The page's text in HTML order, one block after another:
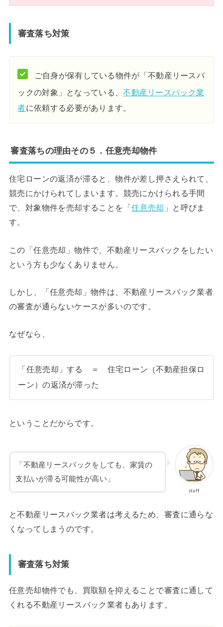
審査落ち対策
ご自身が保有している物件が「不動産リースバ
ックの対象」となっている、不動産リースバック業
者に依頼する必要があります。
審査落ちの理由その５．任意売却物件
住宅ローンの返済が滞ると、物件が差し押さえられて、
競売にかけられてしまいます。競売にかけられる手間
で、対象物件を売却することを「任意売却 」と呼びま
す。
この「任意売却」物件で、不動産リースバックをしたい
という方も少なくありません。
しかし、「任意売却」物件は、不動産リースバック業者
の審査が通らないケースが多いのです。
なぜなら、
「任意売却」する ＝ 住宅ローン（不動産担保ロ
ーン）の返済が滞った
ということだからです。
staff
「不動産リースバックをしても、家賃の
支払いが滞る可能性が高い」
と不動産リースバック業者は考えるため、審査に通らな
くなってしまうのです。
審査落ち対策
任意売却物件でも、買取額を抑えることで審査に通して
くれる不動産リースバック業者もあります。